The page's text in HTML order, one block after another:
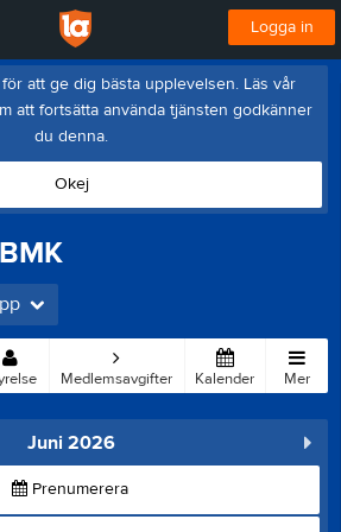
Logga in
att ge dig bästa upplevelsen. Läs vår
att fortsätta använda tjänsten godkänner
du denna.
Okej
Medlemsavgifter Kalender Mer
Juni 2026
Prenumerera